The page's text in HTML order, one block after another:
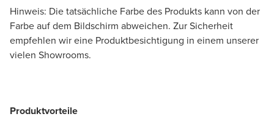
Hinweis: Die tatsächliche Farbe des Produkts kann von der
Farbe auf dem Bildschirm abweichen. Zur Sicherheit
empfehlen wir eine Produktbesichtigung in einem unserer
vielen Showrooms.
Produktvorteile